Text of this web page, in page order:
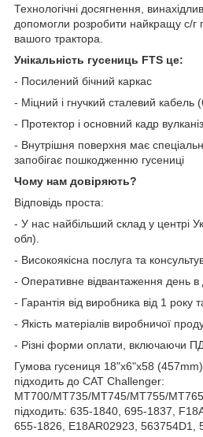
Технологічні досягнення,
допомогли розробити найкращу с/г
вашого трактора.
Унікальність гусениць FTS це:
- Посилений бічний каркас
- Міцний і гнучкий сталевий кабель
- Протектор і основний кадр
- Внутрішня поверхня має
запобігає пошкодженню гусениці
Чому нам довіряють?
Відповідь проста:
- У нас найбільший склад у центрі
обл).
- Високоякісна послуга та
- Оперативне відвантаження день в
- Гарантія від виробника від 1 року
- Якість матеріалів виробничої
- Різні форми оплати, включаючи
Гумова гусениця 18"x6"x58 (457mm)
підходить до CAT Challenger:
MT700/MT735/MT745/MT755/
підходить: 635-1840, 695-1837,
655-1826, E18AR02923, 563754D1,